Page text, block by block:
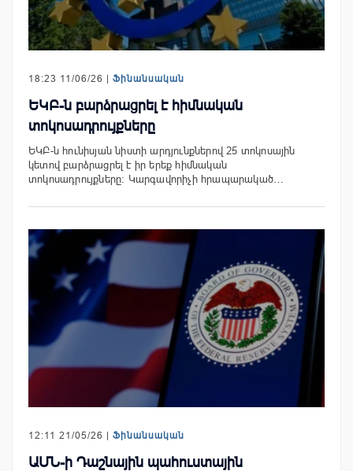
18:23 11/06/26 | Ֆինանսական
ԵԿԲ-ն բարձրացրել է հիմնական
տոկոսադրույքները
ԵԿԲ-ն հունիսյան նիստի արդյունքներով 25 տոկոսային
կետով բարձրացրել է իր երեք հիմնական
տոկոսադրույքները։ Կարգավորիչի հրապարակած…
12:11 21/05/26 | Ֆինանսական
ԱՄՆ-ի Դաշնային պահուստային